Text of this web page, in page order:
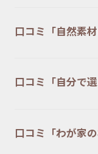
口コミ「自然素材
口コミ「自分で
口コミ「わが家の